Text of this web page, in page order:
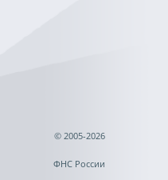
© 2005-2026
ФНС России